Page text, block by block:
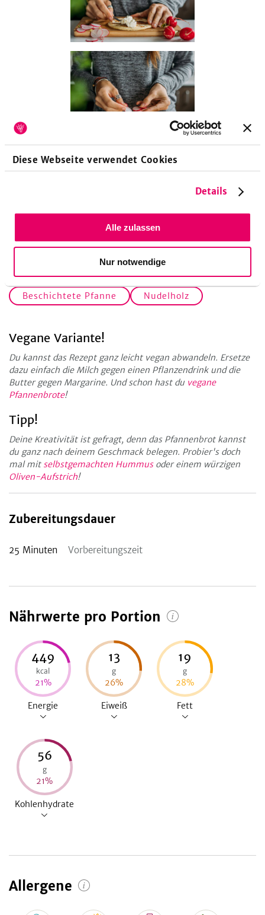
Diese Webseite verwendet Cookies
Details
Alle zulassen
Nur notwendige
Küchengeräte
Beschichtete Pfanne Nudelholz
Vegane Variante!
Du kannst das Rezept ganz leicht vegan abwandeln. Ersetze
dazu einfach die Milch gegen einen Pflanzendrink und die
Butter gegen Margarine. Und schon hast du vegane
Pfannenbrote!
Tipp!
Deine Kreativität ist gefragt, denn das Pfannenbrot kannst
du ganz nach deinem Geschmack belegen. Probier's doch
mal mit selbstgemachten Hummusoder einem würzigen
Oliven-Aufstrich!
Zubereitungsdauer
25 Minuten Vorbereitungszeit
Nährwerte pro Portion
449
kcal
21%
Energie
13
g
26%
Eiweiß
19
g
28%
Fett
56
g
21%
Kohlenhydrate
Allergene